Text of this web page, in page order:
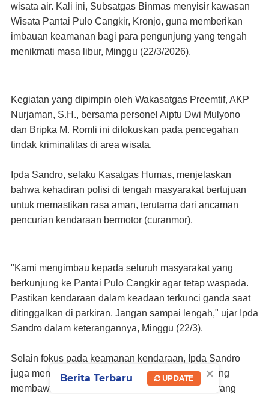
wisata air. Kali ini, Subsatgas Binmas menyisir kawasan
Wisata Pantai Pulo Cangkir, Kronjo, guna memberikan
imbauan keamanan bagi para pengunjung yang tengah
menikmati masa libur, Minggu (22/3/2026).
​Kegiatan yang dipimpin oleh Wakasatgas Preemtif, AKP
Nurjaman, S.H., bersama personel Aiptu Dwi Mulyono
dan Bripka M. Romli ini difokuskan pada pencegahan
tindak kriminalitas di area wisata.
​Ipda Sandro, selaku Kasatgas Humas, menjelaskan
bahwa kehadiran polisi di tengah masyarakat bertujuan
untuk memastikan rasa aman, terutama dari ancaman
pencurian kendaraan bermotor (curanmor).
​"Kami mengimbau kepada seluruh masyarakat yang
berkunjung ke Pantai Pulo Cangkir agar tetap waspada.
Pastikan kendaraan dalam keadaan terkunci ganda saat
ditinggalkan di parkiran. Jangan sampai lengah," ujar Ipda
Sandro dalam keterangannya, Minggu (22/3).
​Selain fokus pada keamanan kendaraan, Ipda Sandro
juga menitipkan pesan kepada para orang tua yang
membawa anak kecil. Mengingat kondisi pantai yang
×
Berita Terbaru UPDATE